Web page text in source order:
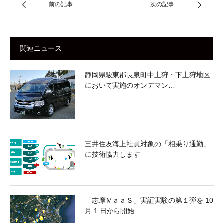
前の記事 次の記事
関連ニュース
静岡県駿東郡長泉町中土狩・下土狩地区
において実施のオンデマン…
三井住友海上社員対象の「相乗り通勤」
に技術協力します
「志摩ＭａａＳ」実証実験の第１弾を 10
月 1 日から開始…